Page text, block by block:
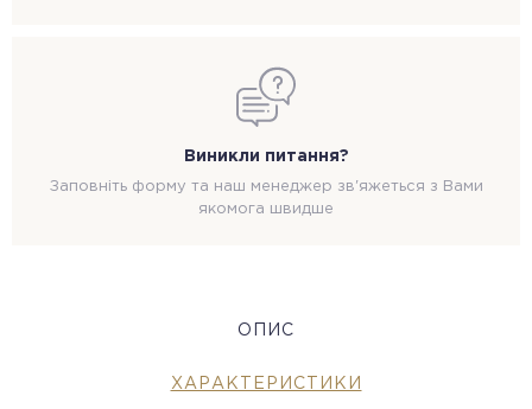
Виникли питання?
Заповніть форму та наш менеджер зв'яжеться з Вами
якомога швидше
ОПИС
ХАРАКТЕРИСТИКИ